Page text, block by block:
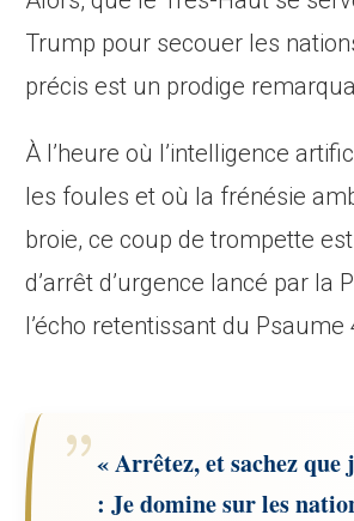
Trump pour secouer les
précis est un prodige
À l’heure où l’intelligence
les foules et où la frénésie
broie, ce coup de trompette
d’arrêt d’urgence lancé par la
l’écho retentissant du Psaume
« Arrêtez, et sachez que
: Je domine sur les